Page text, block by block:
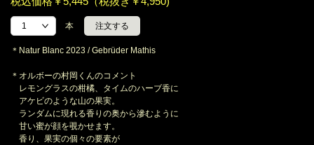
本
＊Natur Blanc 2023 / Gebrüder Mathis
＊オルボーの村岡くんのコメント
レモングラスの柑橘、タイムのハーブ香に
アケビのような山の果実。
ランダムに現れる香りの奥から滲むように
甘い蜜が顔を覗かせます。
香り、果実の個々の要素が